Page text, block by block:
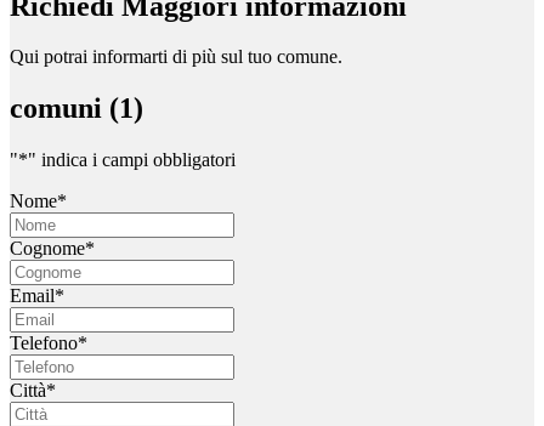
Qui potrai informarti di più sul tuo comune.
comuni (1)
"*" indica i campi obbligatori
Nome*
Cognome*
Email*
Telefono*
Città*